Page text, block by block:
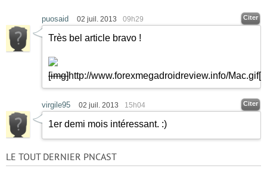
puosaid 02 juil. 2013 09h29 Citer
Très bel article bravo !
[img]http://www.forexmegadroidreview.info/Mac.gif[/
virgile95 02 juil. 2013 15h04 Citer
1er demi mois intéressant. :)
LE TOUT DERNIER PNCAST